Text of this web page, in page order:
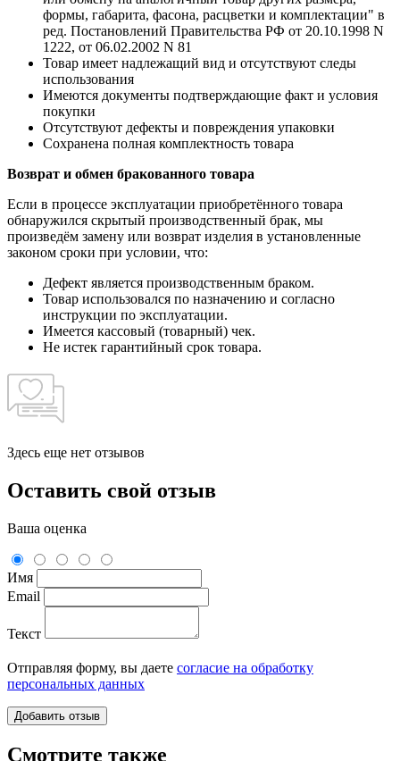
формы, габарита, фасона, расцветки и комплектации" в
ред. Постановлений Правительства РФ от 20.10.1998 N
1222, от 06.02.2002 N 81
Товар имеет надлежащий вид и отсутствуют следы
использования
Имеются документы подтверждающие факт и условия
покупки
Отсутствуют дефекты и повреждения упаковки
Сохранена полная комплектность товара
Возврат и обмен бракованного товара
Если в процессе эксплуатации приобретённого товара
обнаружился скрытый производственный брак, мы
произведём замену или возврат изделия в установленные
законом сроки при условии, что:
Дефект является производственным браком.
Товар использовался по назначению и согласно
инструкции по эксплуатации.
Имеется кассовый (товарный) чек.
Не истек гарантийный срок товара.
Здесь еще нет отзывов
Оставить свой отзыв
Ваша оценка
Имя
Email
Текст
Отправляя форму, вы даете согласие на обработку
персональных данных
Смотрите также